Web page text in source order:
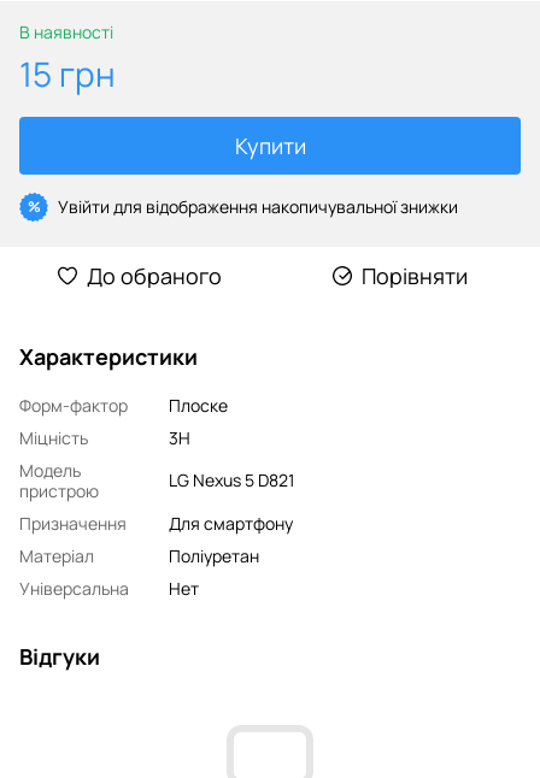
В наявності
15 грн
Купити
% Увійти для відображення накопичувальної знижки
До обраного Порівняти
Характеристики
Форм-фактор
Плоске
Міцність
3H
Модель
пристрою
LG Nexus 5 D821
Призначення
Для смартфону
Матеріал
Поліуретан
Універсальна
Нет
Відгуки